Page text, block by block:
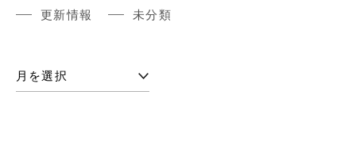
更新情報
未分類